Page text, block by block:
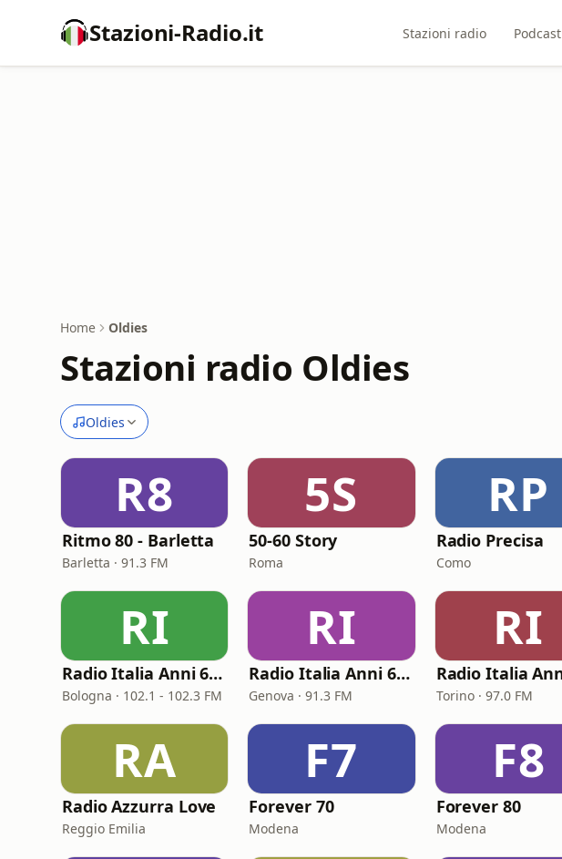
Stazioni-Radio.it Stazioni radio Podcast
Home Oldies
Stazioni radio Oldies
Oldies
R8
Ritmo 80 - Barletta
Barletta · 91.3 FM
5S
50-60 Story
Roma
RP
Radio Precisa
Como
RI
Radio Italia Anni 60 - Bologna
Bologna · 102.1 - 102.3 FM
RI
Radio Italia Anni 60 - Genova
Genova · 91.3 FM
RI
Torino · 97.0 FM
RA
Radio Azzurra Love
Reggio Emilia
F7
Forever 70
Modena
F8
Forever 80
Modena